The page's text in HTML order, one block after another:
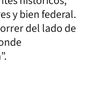
y bien federal.
del lado de